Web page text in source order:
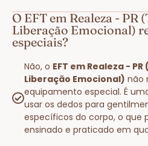
O EFT em Realeza - PR
Liberação Emocional)
especiais?
Não, o EFT em Realeza -
Liberação Emocional) não
equipamento especial. É
usar os dedos para
específicos do corpo, o que
ensinado e praticado em